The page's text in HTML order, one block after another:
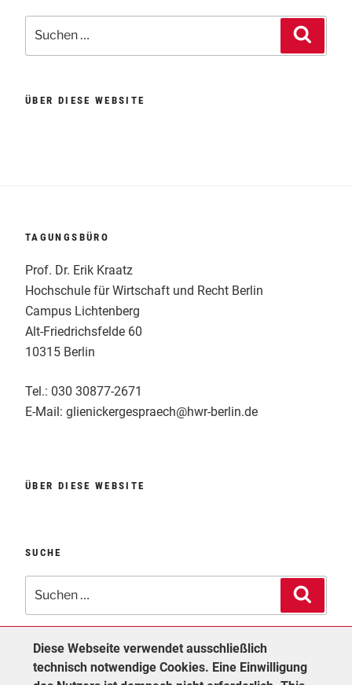
ÜBER DIESE WEBSITE
TAGUNGSBÜRO
Prof. Dr. Erik Kraatz
Hochschule für Wirtschaft und Recht Berlin
Campus Lichtenberg
Alt-Friedrichsfelde 60
10315 Berlin
Tel.: 030 30877-2671
E-Mail: glienickergespraech@hwr-berlin.de
ÜBER DIESE WEBSITE
SUCHE
nach:
Diese Webseite verwendet ausschließlich
technisch notwendige Cookies. Eine Einwilligung